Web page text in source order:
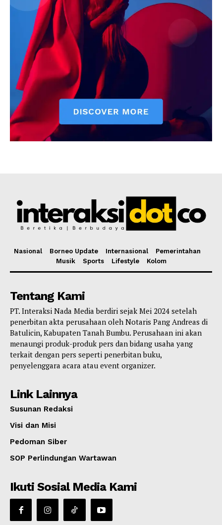
Nasional Borneo Update Internasional
Pemerintahan
Musik
Sports Lifestyle Kolom
Tentang Kami
PT. Interaksi Nada Media berdiri sejak Mei 2024 setelah
penerbitan akta perusahaan oleh Notaris Pang Andreas di
Batulicin, Kabupaten Tanah Bumbu. Perusahaan ini akan
menaungi produk-produk pers dan bidang usaha yang
terkait dengan pers seperti penerbitan buku,
penyelenggara acara atau event organizer.
Link Lainnya
Susunan Redaksi
Visi dan Misi
Pedoman Siber
SOP Perlindungan Wartawan
Ikuti Sosial Media Kami